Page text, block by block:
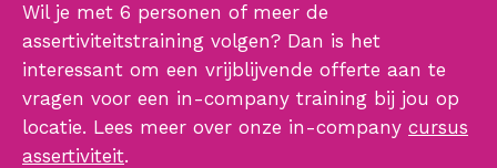
Wil je met 6 personen of meer de
assertiviteitstraining volgen? Dan is het
interessant om een vrijblijvende offerte aan te
vragen voor een in-company training bij jou op
locatie. Lees meer over onze in-company cursus
assertiviteit.